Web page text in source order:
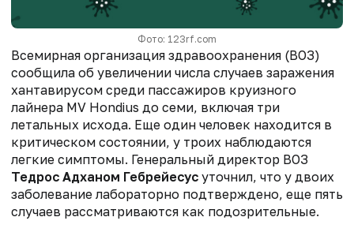
Фото: 123rf.com
Всемирная организация здравоохранения (ВОЗ)
сообщила об увеличении числа случаев заражения
хантавирусом среди пассажиров круизного
лайнера MV Hondius до семи, включая три
летальных исхода. Еще один человек находится в
критическом состоянии, у троих наблюдаются
легкие симптомы. Генеральный директор ВОЗ
Тедрос Адханом Гебрейесус уточнил, что у двоих
заболевание лабораторно подтверждено, еще пять
случаев рассматриваются как подозрительные.